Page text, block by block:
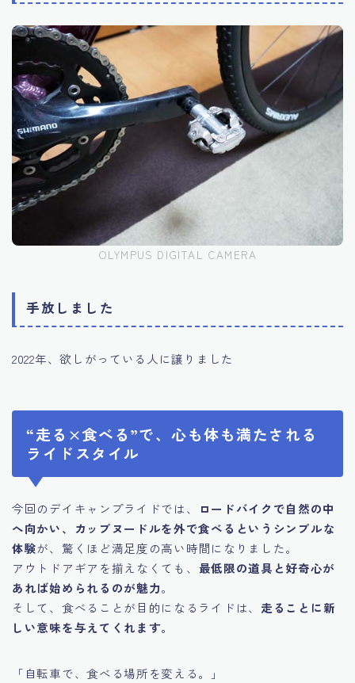
OLYMPUS DIGITAL CAMERA
手放しました
2022年、欲しがっている人に譲りました
“走る×食べる”で、心も体も満たされる
ライドスタイル
今回のデイキャンプライドでは、
ロードバイクで自然の中
へ向かい、カップヌードルを外で食べるというシンプルな
体験が、驚くほど満足度の高い時間になりました。
アウトドアギアを揃えなくても、 最低限の道具と好奇心が
あれば始められるのが魅力。
そして、食べることが目的になるライドは、 走ることに新
しい意味を与えてくれます。
「自転車で、食べる場所を変える。」